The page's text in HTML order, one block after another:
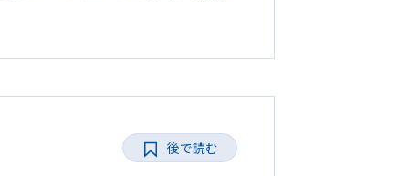
後で読む